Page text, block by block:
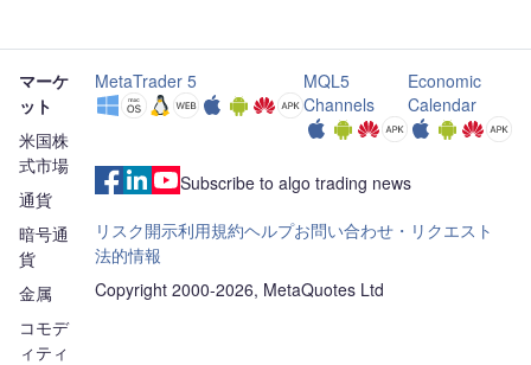
マーケ
ット
米国株
式市場
通貨
暗号通
貨
金属
コモデ
ィティ
MetaTrader 5
MQL5
Channels
Economic
Calendar
Subscribe to algo trading news
リスク開示利用規約ヘルプお問い合わせ・リクエスト
法的情報
Copyright 2000-2026, MetaQuotes Ltd